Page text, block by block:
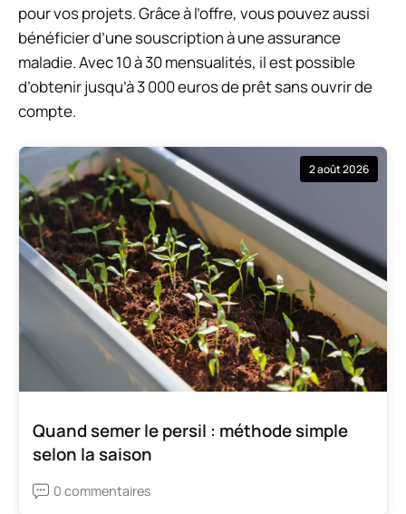
pour vos projets. Grâce à l’offre, vous pouvez aussi
bénéficier d’une souscription à une assurance
maladie. Avec 10 à 30 mensualités, il est possible
d’obtenir jusqu’à 3 000 euros de prêt sans ouvrir de
compte.
2 août 2026
Quand semer le persil : méthode simple
selon la saison
0 commentaires